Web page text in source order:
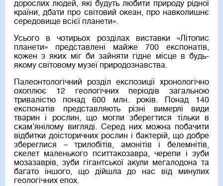
дорослих людей, які будуть любити природу рідної
країни, дбати про світовий океан, про навколишнє
середовище всієї планети».
Усього в чотирьох розділах виставки «Літопис
планети» представлені майже 700 експонатів,
кожен з яких міг би зайняти гідне місце в будь-
якому світовому музеї природознавства.
Палеонтологічний розділ експозиції хронологічно
охоплює 12 геологічних періодів загальною
тривалістю понад 600 млн. років. Понад 140
експонатів представляють різні вимерлі види
тварин і рослин, що могли зберегтися тільки в
скам’янілому вигляді. Серед них можна побачити
відбитки доісторичних рослин і бактерій, що добре
збереглися – трилобітів, амонітів і белемнітів,
скелет маленького пситтакозавра, черепи і зуби
мозазаврів, зуби гігантської акули мегалодона та
багато іншого, що дійшла до нас від минулих
геологічних епох.